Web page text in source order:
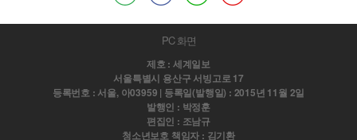
PC 화면
제호 : 세계일보
서울특별시 용산구 서빙고로 17
등록번호 : 서울, 아03959 | 등록일(발행일) : 2015년 11월 2일
발행인 : 박정훈
편집인 : 조남규
청소년보호 책임자 : 김기환